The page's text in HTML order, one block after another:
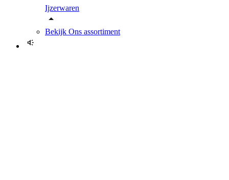
Ijzerwaren
Bekijk Ons assortiment